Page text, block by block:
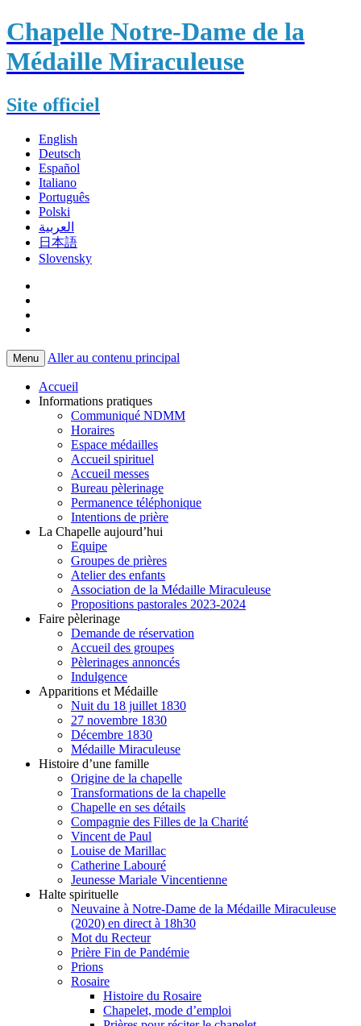
Chapelle Notre-Dame de la
Médaille Miraculeuse
Site officiel
English
Deutsch
Español
Italiano
Português
Polski
العربية
日本語
Slovensky
Menu Aller au contenu principal
Accueil
Informations pratiques
Communiqué NDMM
Horaires
Espace médailles
Accueil spirituel
Accueil messes
Bureau pèlerinage
Permanence téléphonique
Intentions de prière
La Chapelle aujourd’hui
Equipe
Groupes de prières
Atelier des enfants
Association de la Médaille Miraculeuse
Propositions pastorales 2023-2024
Faire pèlerinage
Demande de réservation
Accueil des groupes
Pèlerinages annoncés
Indulgence
Apparitions et Médaille
Nuit du 18 juillet 1830
27 novembre 1830
Décembre 1830
Médaille Miraculeuse
Histoire d’une famille
Origine de la chapelle
Transformations de la chapelle
Chapelle en ses détails
Compagnie des Filles de la Charité
Vincent de Paul
Louise de Marillac
Catherine Labouré
Jeunesse Mariale Vincentienne
Halte spirituelle
Neuvaine à Notre-Dame de la Médaille Miraculeuse
(2020) en direct à 18h30
Mot du Recteur
Prière Fin de Pandémie
Prions
Rosaire
Histoire du Rosaire
Chapelet, mode d’emploi